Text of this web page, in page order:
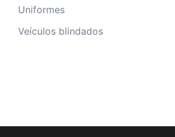
Uniformes
Veículos blindados